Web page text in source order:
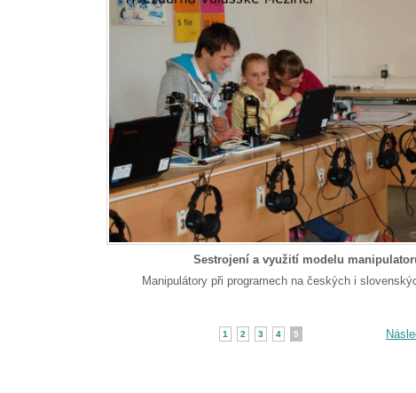
Sestrojení a využití modelu
Manipulátory při programech na českých i
1 2 3 4 5